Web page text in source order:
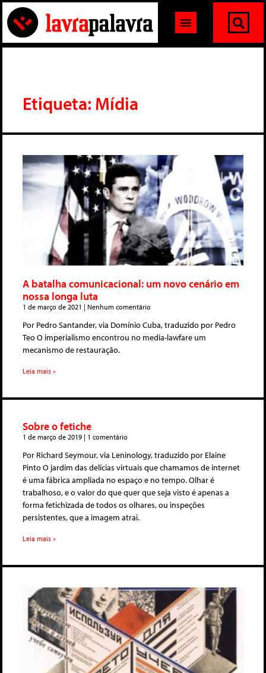
Etiqueta: Mídia
A batalha comunicacional: um novo cenário em
nossa longa luta
1 de março de 2021 Nenhum comentário
Por Pedro Santander, via Domínio Cuba, traduzido por Pedro
Teo O imperialismo encontrou no media-lawfare um
mecanismo de restauração.
Leia mais »
Sobre o fetiche
1 de março de 2019 1 comentário
Por Richard Seymour, via Leninology, traduzido por Elaine
Pinto O jardim das delícias virtuais que chamamos de internet
é uma fábrica ampliada no espaço e no tempo. Olhar é
trabalhoso, e o valor do que quer que seja visto é apenas a
forma fetichizada de todos os olhares, ou inspeções
persistentes, que a imagem atrai.
Leia mais »